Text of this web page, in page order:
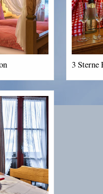
3 Sterne